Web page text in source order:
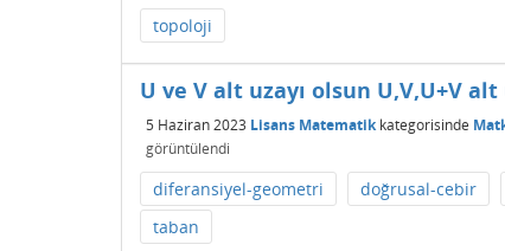
topoloji
U ve V alt uzayı olsun U,V,U+V
5 Haziran 2023 Lisans Matematikkategorisinde
görüntülendi
diferansiyel-geometri doğrusal-cebir
taban